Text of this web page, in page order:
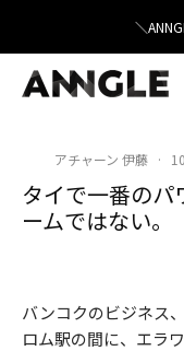
＼
アチャーン 伊藤 ·
タイで一番の
ームではない。
バンコクのビジネス
ロム駅の間に、エラ